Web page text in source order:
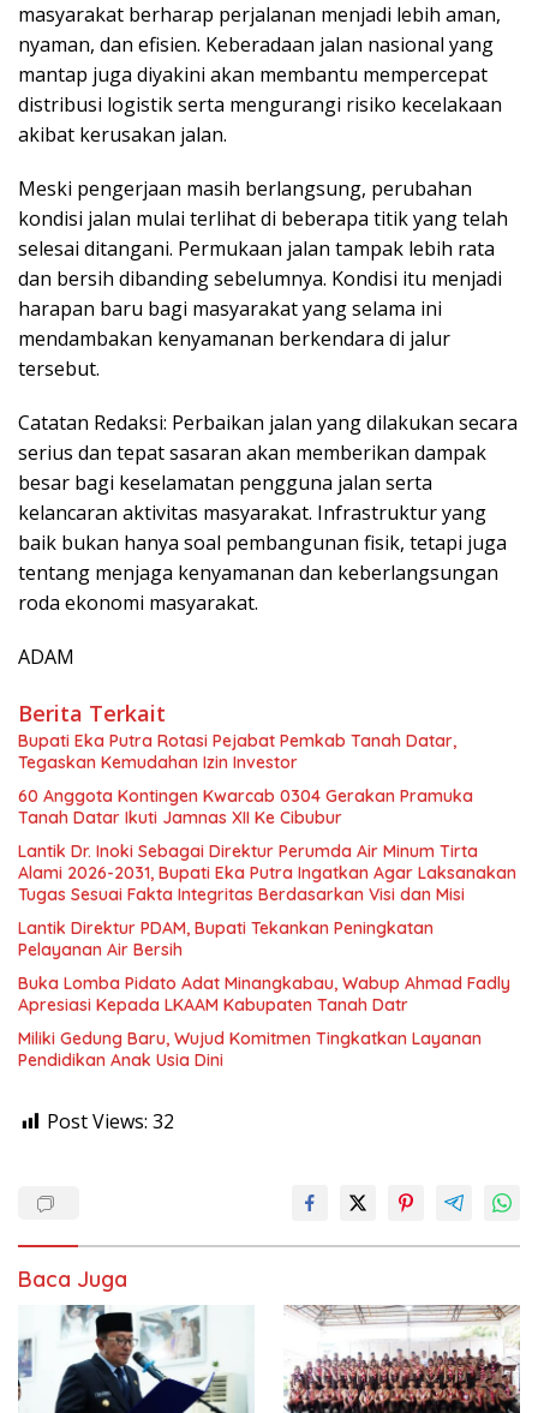
masyarakat berharap perjalanan menjadi lebih aman,
nyaman, dan efisien. Keberadaan jalan nasional yang
mantap juga diyakini akan membantu mempercepat
distribusi logistik serta mengurangi risiko kecelakaan
akibat kerusakan jalan.
Meski pengerjaan masih berlangsung, perubahan
kondisi jalan mulai terlihat di beberapa titik yang telah
selesai ditangani. Permukaan jalan tampak lebih rata
dan bersih dibanding sebelumnya. Kondisi itu menjadi
harapan baru bagi masyarakat yang selama ini
mendambakan kenyamanan berkendara di jalur
tersebut.
Catatan Redaksi: Perbaikan jalan yang dilakukan secara
serius dan tepat sasaran akan memberikan dampak
besar bagi keselamatan pengguna jalan serta
kelancaran aktivitas masyarakat. Infrastruktur yang
baik bukan hanya soal pembangunan fisik, tetapi juga
tentang menjaga kenyamanan dan keberlangsungan
roda ekonomi masyarakat.
ADAM
Berita Terkait
Bupati Eka Putra Rotasi Pejabat Pemkab Tanah Datar,
Tegaskan Kemudahan Izin Investor
60 Anggota Kontingen Kwarcab 0304 Gerakan Pramuka
Tanah Datar Ikuti Jamnas XII Ke Cibubur
Lantik Dr. Inoki Sebagai Direktur Perumda Air Minum Tirta
Alami 2026-2031, Bupati Eka Putra Ingatkan Agar Laksanakan
Tugas Sesuai Fakta Integritas Berdasarkan Visi dan Misi
Lantik Direktur PDAM, Bupati Tekankan Peningkatan
Pelayanan Air Bersih
Buka Lomba Pidato Adat Minangkabau, Wabup Ahmad Fadly
Apresiasi Kepada LKAAM Kabupaten Tanah Datr
Miliki Gedung Baru, Wujud Komitmen Tingkatkan Layanan
Pendidikan Anak Usia Dini
Post Views: 32
Baca Juga